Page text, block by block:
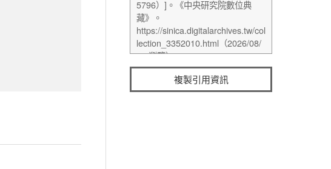
複製引用資訊